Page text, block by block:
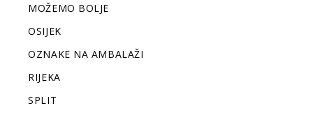
MOŽEMO BOLJE
OSIJEK
OZNAKE NA AMBALAŽI
RIJEKA
SPLIT